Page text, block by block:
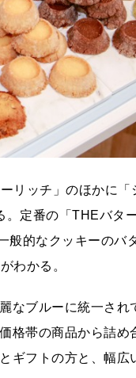
リッチ」のほかに「
定番の「THEバタ
般的なクッキーのバ
わかる。
なブルーに統一され
格帯の商品から詰め
ギフトの方と、幅広